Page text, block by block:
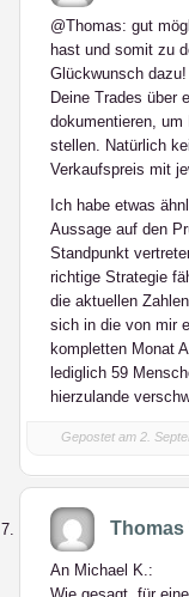
@Thomas: gut
hast und somit zu
Glückwunsch
Deine Trades über
dokumentieren,
stellen. Natürlich
Verkaufspreis mit
Ich habe etwas
Aussage auf den
Standpunkt
richtige Strategie
die aktuellen
sich in die von mir
kompletten Monat
lediglich 59
hierzulande
Gepostet am 2.
Thomas
An Michael K.: